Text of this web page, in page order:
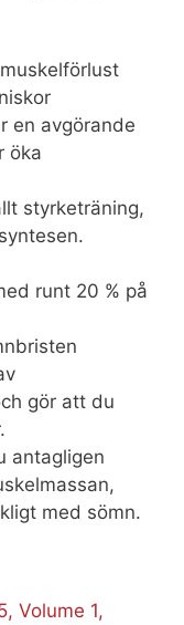
en avgörande
öka
styrketräning,
runt 20 % på
gör att du
antagligen
med sömn.
Volume 1,